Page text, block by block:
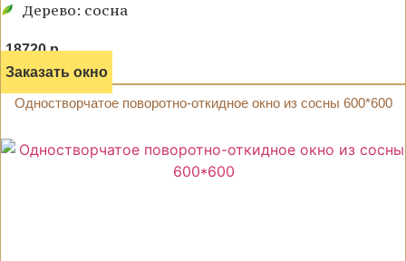
Дерево: сосна
18720 р.
Заказать окно
Одностворчатое поворотно-откидное окно из сосны 600*600